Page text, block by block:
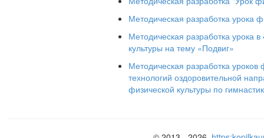
Методическая разработка урока
Методическая разработка урока
культуры на тему «Подвиг»
Методическая разработка
технологий оздоровительной
физической культуры по